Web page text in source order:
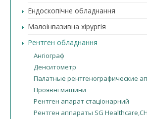
Ендоскопічне обладнання
Малоінвазивна хірургія
Рентген обладнання
Ангіограф
Денситометр
Палатные рентгенографические
Проявні машини
Рентген апарат стаціонарний
Рентген аппараты SG